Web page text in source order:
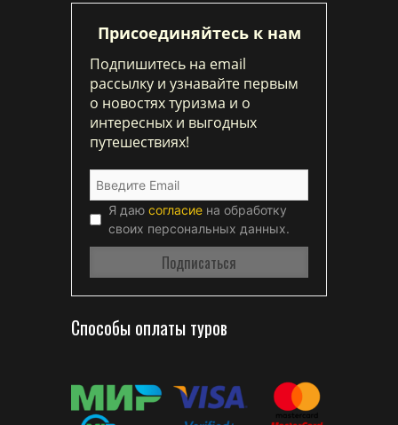
Присоединяйтесь к нам
Подпишитесь на email
рассылку и узнавайте первым
о новостях туризма и о
интересных и выгодных
путешествиях!
Я даю согласие на обработку
своих персональных данных.
Способы оплаты туров